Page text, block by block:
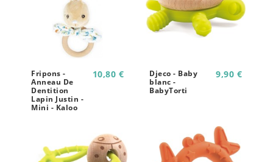
Fripons -
Anneau De
Dentition
Lapin Justin -
Mini - Kaloo
10,80 €
Djeco - Baby
blanc -
BabyTorti
9,90 €